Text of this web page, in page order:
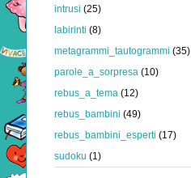
intrusi (25)
labirinti (8)
metagrammi_tautogrammi (35)
parole_a_sorpresa (10)
rebus_a_tema (12)
rebus_bambini (49)
rebus_bambini_esperti (17)
sudoku (1)